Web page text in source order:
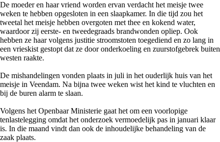
De moeder en haar vriend worden ervan verdacht het meisje twee
weken te hebben opgesloten in een slaapkamer. In die tijd zou het
tweetal het meisje hebben overgoten met thee en kokend water,
waardoor zij eerste- en tweedegraads brandwonden opliep. Ook
hebben ze haar volgens justitie stroomstoten toegediend en zo lang in
een vrieskist gestopt dat ze door onderkoeling en zuurstofgebrek buiten
westen raakte.
De mishandelingen vonden plaats in juli in het ouderlijk huis van het
meisje in Veendam. Na bijna twee weken wist het kind te vluchten en
bij de buren alarm te slaan.
Volgens het Openbaar Ministerie gaat het om een voorlopige
tenlastelegging omdat het onderzoek vermoedelijk pas in januari klaar
is. In die maand vindt dan ook de inhoudelijke behandeling van de
zaak plaats.